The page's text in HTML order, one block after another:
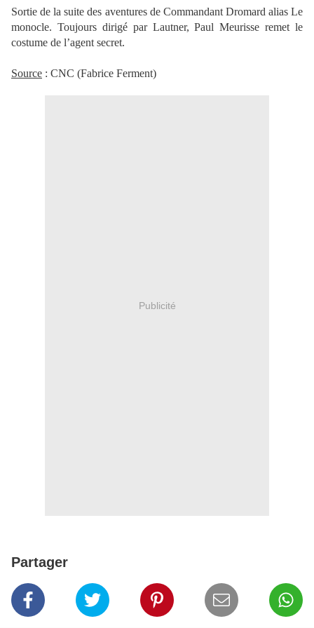
Sortie de la suite des aventures de Commandant Dromard alias Le
monocle. Toujours dirigé par Lautner, Paul Meurisse remet le
costume de l’agent secret.
Source : CNC (Fabrice Ferment)
Publicité
Partager